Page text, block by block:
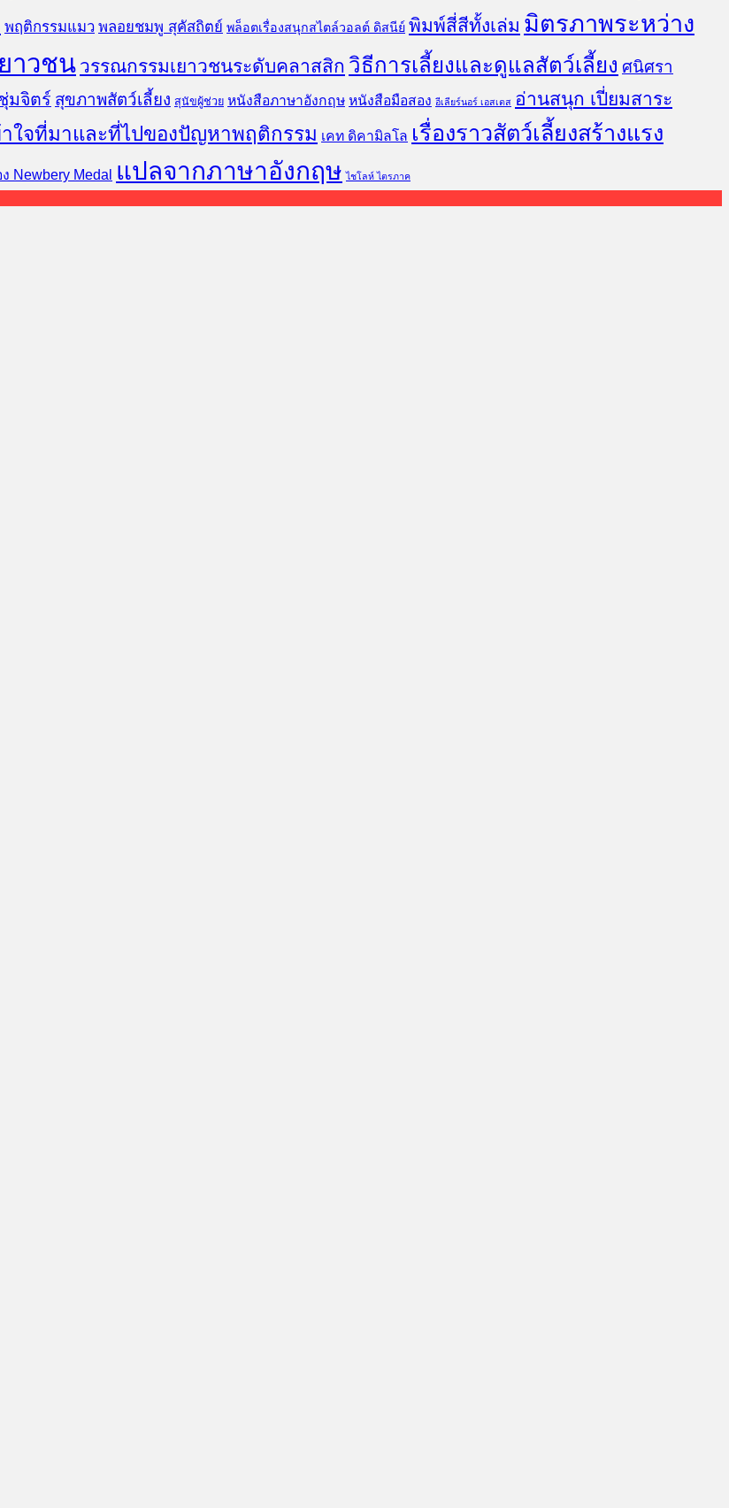
พฤติกรรมแมว พลอยชมพู สุคัสถิตย์ พล็อตเรื่องสนุกสไตล์วอลต์ ดิสนีย์ พิมพ์สี่สีทั้งเล่ม มิตรภาพระหว่าง
าวชน วรรณกรรมเยาวชนระดับคลาสสิก วิธีการเลี้ยงและดูแลสัตว์เลี้ยง ศนิศรา
มจิตร์ สุขภาพสัตว์เลี้ยง สุนัขผู้ช่วย หนังสือภาษาอังกฤษ หนังสือมือสอง อีเลียร์นอร์ เอสเตส อ่านสนุก เปี่ยมสาระ
าใจที่มาและที่ไปของปัญหาพฤติกรรม เคท ดิคามิลโล เรื่องราวสัตว์เลี้ยงสร้างแรง
Newbery Medal แปลจากภาษาอังกฤษ ไชโลห์ ไตรภาค